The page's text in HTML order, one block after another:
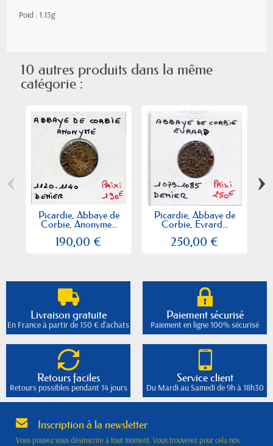
Poid : 1.15g
10 autres produits dans la même
catégorie :
Picardie, Abbaye de
Corbie, Anonyme...
190,00 €
Picardie, Abbaye de
Corbie, Evrard...
250,00 €
‹ ›
Livraison gratuite
En France à partir de 150 € d'achats
Paiement sécurisé
Paiement en ligne 100% sécurisé
Retours faciles
Retours possibles pendant 14 jours
Service client
Du Mardi au Samedi de 9h à 18h30
Inscription à la newsletter
Vous pouvez vous désinscrire à tout moment. Vous trouverez pour cela nos